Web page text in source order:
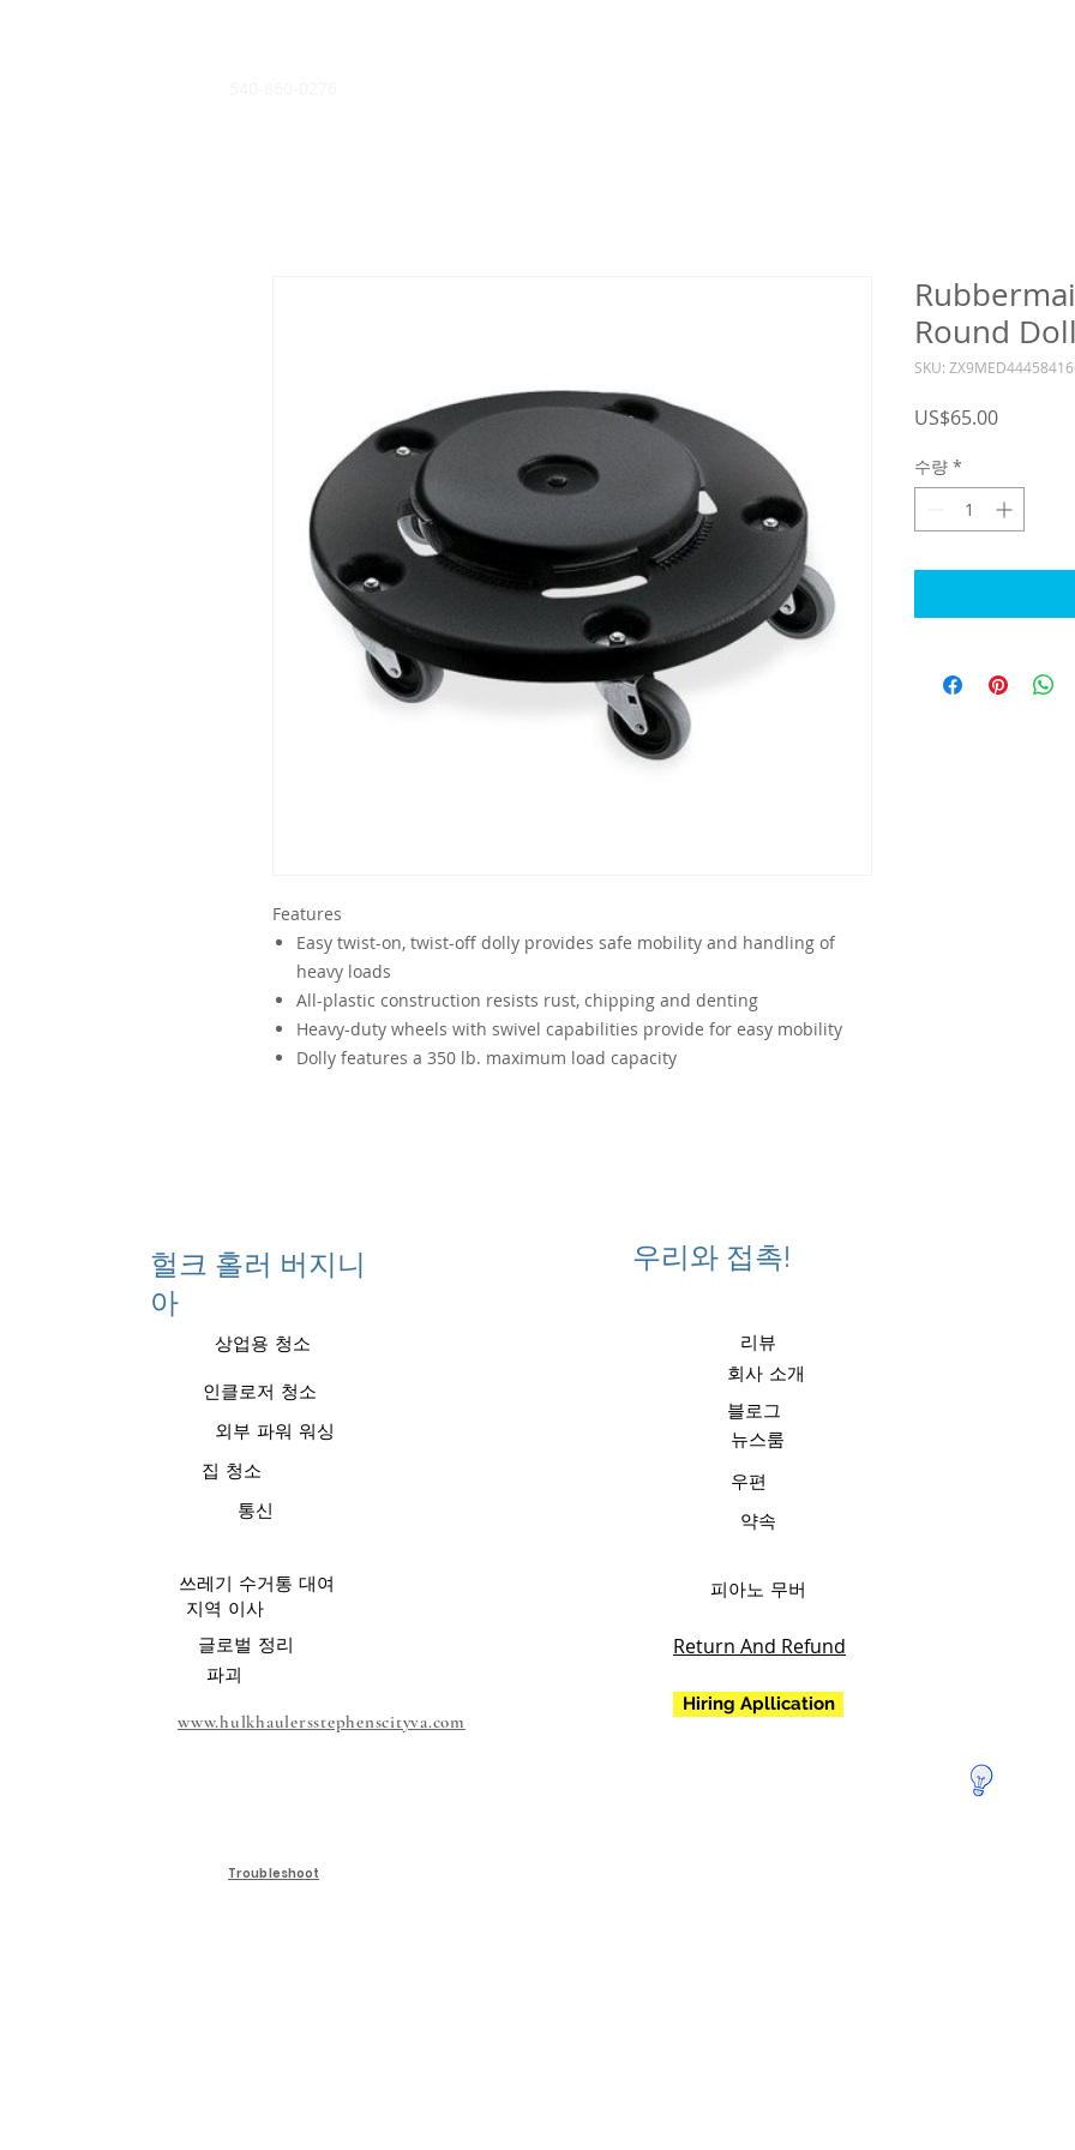
Features
Easy twist-on, twist-off dolly provides safe mobility and handling of
heavy loads
All-plastic construction resists rust, chipping and denting
Heavy-duty wheels with swivel capabilities provide for easy mobility
Dolly features a 350 lb. maximum load capacity
Round
SKU:
US$65.00가
수량 *
헐크 홀러 버지니
아
우리와 접촉!
상업용 청소
인클로저 청소
외부 파워 워싱
집 청소
통신
쓰레기 수거통 대여
지역 이사
글로벌 정리
파괴
www.hulkhaulersstephenscityva.com
리뷰
회사 소개
블로그
뉴스룸
우편
약속
피아노 무버
Return And Refund
Hiring Apllication
Troubleshoot